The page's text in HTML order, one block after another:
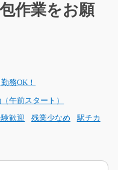
作業をお願
務OK！
（午前スタート）
歓迎 残業少なめ 駅チカ